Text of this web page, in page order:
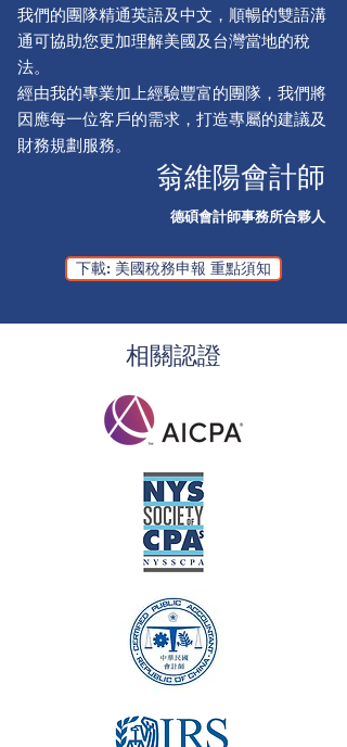
我們的團隊精通英語及中文，順暢的雙語溝
通可協助您更加理解美國及台灣當地的稅
法。
經由我的專業加上經驗豐富的團隊，我們將
因應每一位客戶的需求，打造專屬的建議及
財務規劃服務。
翁維陽會計師
德碩會計師事務所合夥人
下載: 美國稅務申報 重點須知
相關認證